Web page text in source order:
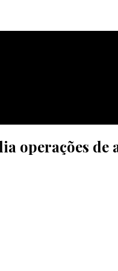
operações de